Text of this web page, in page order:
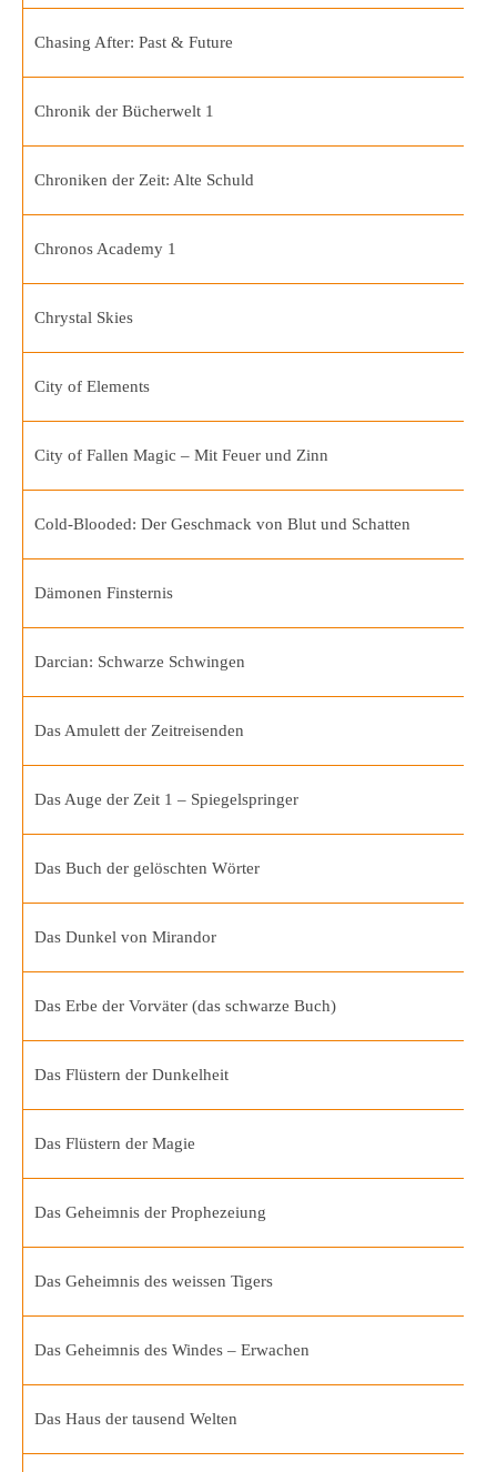
Chasing After: Past & Future
Chronik der Bücherwelt 1
Chroniken der Zeit: Alte Schuld
Chronos Academy 1
Chrystal Skies
City of Elements
City of Fallen Magic – Mit Feuer und Zinn
Cold-Blooded: Der Geschmack von Blut und Schatten
Dämonen Finsternis
Darcian: Schwarze Schwingen
Das Amulett der Zeitreisenden
Das Auge der Zeit 1 – Spiegelspringer
Das Buch der gelöschten Wörter
Das Dunkel von Mirandor
Das Erbe der Vorväter (das schwarze Buch)
Das Flüstern der Dunkelheit
Das Flüstern der Magie
Das Geheimnis der Prophezeiung
Das Geheimnis des weissen Tigers
Das Geheimnis des Windes – Erwachen
Das Haus der tausend Welten